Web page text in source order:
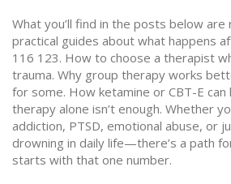
What you’ll find in the posts below are
practical guides about what happens
116 123. How to choose a therapist
trauma. Why group therapy works
for some. How ketamine or CBT-E can
therapy alone isn’t enough. Whether
addiction, PTSD, emotional abuse, or
drowning in daily life—there’s a path
starts with that one number.